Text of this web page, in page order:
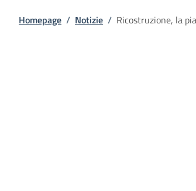
Homepage / Notizie / Ricostruzione, la